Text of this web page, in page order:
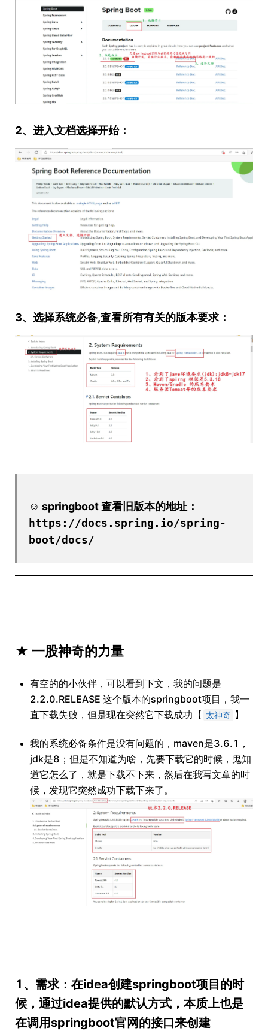
2、进入文档选择开始：
3、选择系统必备,查看所有有关的版本要求：
☺ springboot 查看旧版本的地址：
https://docs.spring.io/spring-
boot/docs/
★ 一股神奇的力量
有空的的小伙伴，可以看到下文，我的问题是
2.2.0.RELEASE 这个版本的springboot项目，我一
直下载失败，但是现在突然它下载成功【 太神奇 】
我的系统必备条件是没有问题的，maven是3.6.1，
jdk是8；但是不知道为啥，先要下载它的时候，鬼知
道它怎么了，就是下载不下来，然后在我写文章的时
候，发现它突然成功下载下来了。
1、需求：在idea创建springboot项目的时
候，通过idea提供的默认方式，本质上也是
在调用springboot官网的接口来创建